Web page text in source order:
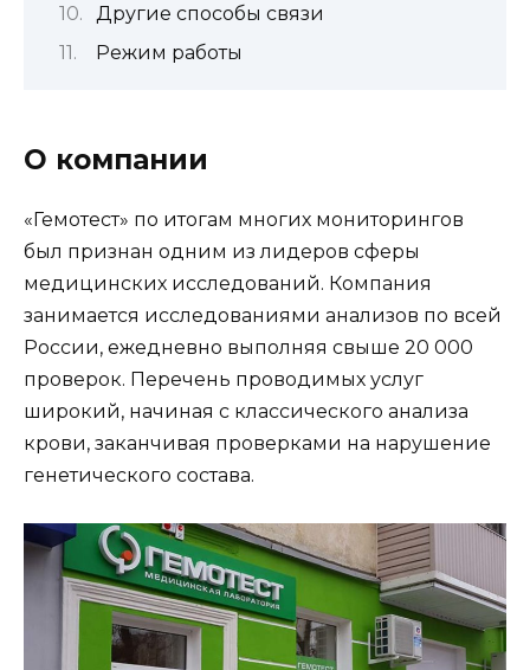
Другие способы связи
Режим работы
О компании
«Гемотест» по итогам многих мониторингов
был признан одним из лидеров сферы
медицинских исследований. Компания
занимается исследованиями анализов по всей
России, ежедневно выполняя свыше 20 000
проверок. Перечень проводимых услуг
широкий, начиная с классического анализа
крови, заканчивая проверками на нарушение
генетического состава.